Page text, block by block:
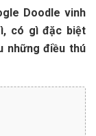
Doodle vinh
có gì đặc biệt
những điều thú